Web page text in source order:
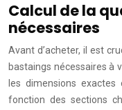
Calcul de la
nécessaires
Avant d’acheter, il est
bastaings nécessaires à
les dimensions
fonction des sections